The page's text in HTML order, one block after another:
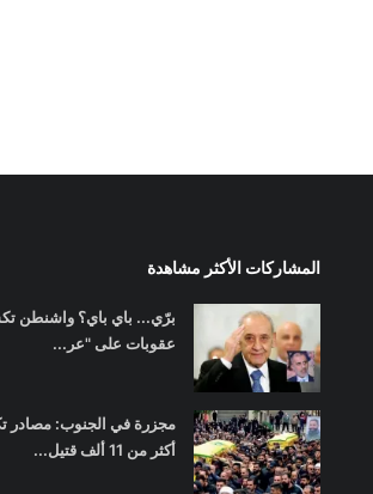
المشاركات الأكثر مشاهدة
برّي... باي باي؟ واشنطن
عقوبات على "عر...
مجزرة في الجنوب:
أكثر من 11 ألف قتيل...